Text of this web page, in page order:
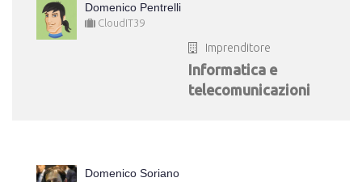
Domenico Pentrelli
CloudIT39
Imprenditore
Informatica e
telecomunicazioni
Domenico Soriano